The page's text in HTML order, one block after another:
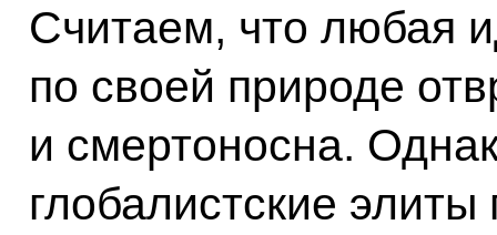
Считаем, что любая
по своей природе
и смертоносна.
глобалистские